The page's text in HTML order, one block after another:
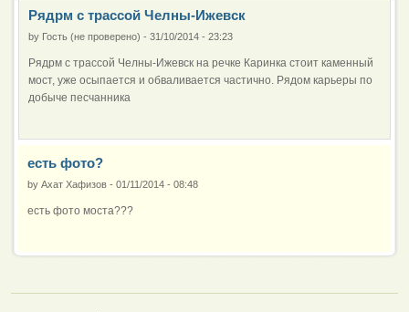
Рядрм с трассой Челны-Ижевск
by Гость (не проверено) - 31/10/2014 - 23:23
Рядрм с трассой Челны-Ижевск на речке Каринка стоит каменный
мост, уже осыпается и обваливается частично. Рядом карьеры по
добыче песчанника
есть фото?
by Ахат Хафизов - 01/11/2014 - 08:48
есть фото моста???